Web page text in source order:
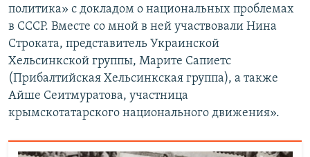
политика» с докладом о национальных проблемах
в СССР. Вместе со мной в ней участвовали Нина
Строката, представитель Украинской
Хельсинкской группы, Марите Сапиетс
(Прибалтийская Хельсинкская группа), а также
Айше Сеитмуратова, участница
крымскотатарского национального движения».